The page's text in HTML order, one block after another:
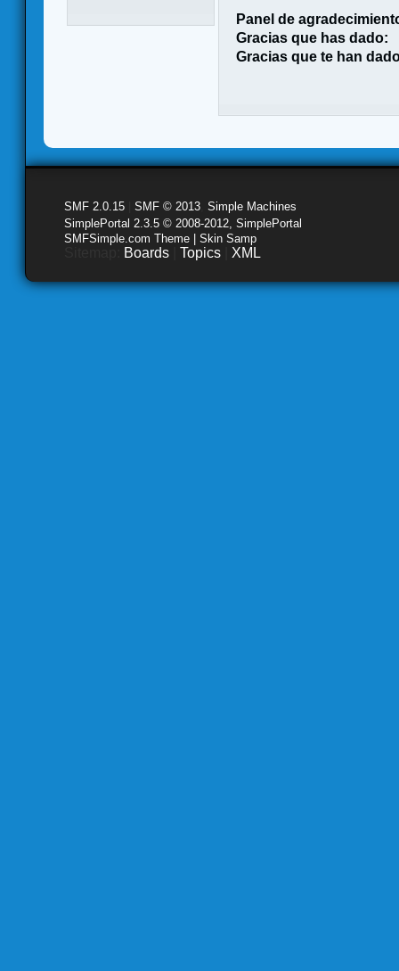
Panel de
Gracias que has dado:
Gracias que te han
SMF 2.0.15 SMF © 2013 Simple Machines
SimplePortal 2.3.5 © 2008-2012, SimplePortal
SMFSimple.com Theme | Skin Samp
Boards Topics XML